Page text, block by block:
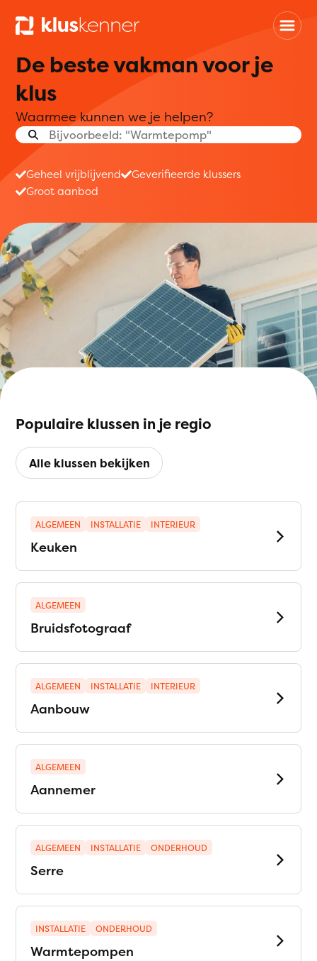
De beste vakman voor je
klus
Waarmee kunnen we je helpen?
Geheel vrijblijvend
Geverifieerde klussers
Groot aanbod
Populaire klussen in je regio
Alle klussen bekijken
ALGEMEEN INSTALLATIE INTERIEUR
Keuken
ALGEMEEN
Bruidsfotograaf
ALGEMEEN INSTALLATIE INTERIEUR
Aanbouw
ALGEMEEN
Aannemer
ALGEMEEN INSTALLATIE ONDERHOUD
Serre
INSTALLATIE ONDERHOUD
Warmtepompen